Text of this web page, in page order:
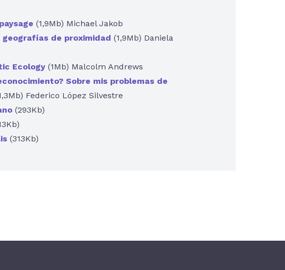
(1,9Mb) Michael Jakob
de proximidad (1,9Mb) Daniela
Ecology (1Mb) Malcolm Andrews
Sobre mis problemas de
Federico López Silvestre
(293Kb)
(313Kb)